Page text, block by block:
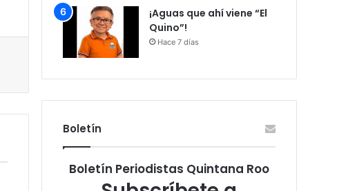
¡Aguas que ahí viene “El
Quino”!
Hace 7 días
Boletín
Boletín Periodistas Quintana Roo